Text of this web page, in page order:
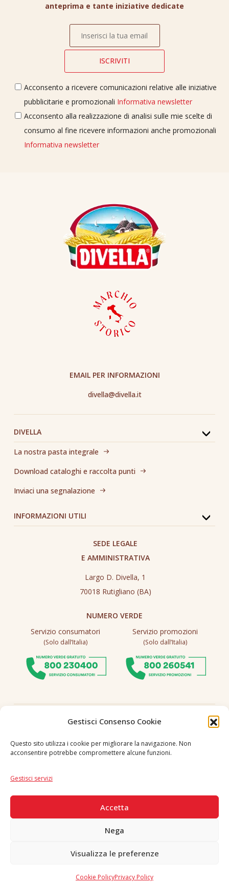
Gestisci Consenso Cookie
Questo sito utilizza i cookie per migliorare la navigazione. Non
acconsentire potrebbe compromettere alcune funzioni.
Gestisci servizi
Accetta
Nega
Visualizza le preferenze
Cookie PolicyPrivacy Policy
anteprima e tante iniziative dedicate
Acconsento a ricevere comunicazioni relative alle iniziative
pubblicitarie e promozionali Informativa newsletter
Acconsento alla realizzazione di analisi sulle mie scelte di
consumo al fine ricevere informazioni anche promozionali
Informativa newsletter
DIVELLA
La nostra pasta integrale
Download cataloghi e raccolta punti
Inviaci una segnalazione
INFORMAZIONI UTILI
EMAIL PER INFORMAZIONI
divella@divella.it
SEDE LEGALE
E AMMINISTRATIVA
Largo D. Divella, 1
70018 Rutigliano (BA)
NUMERO VERDE
Servizio consumatori
(Solo dall’Italia)
Servizio promozioni
(Solo dall’Italia)
Seguici
Copyright © 2026 F. Divella S.p.A. - P.IVA 00257660720 - REA: 35658